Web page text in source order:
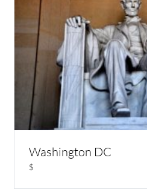
Washington DC
$